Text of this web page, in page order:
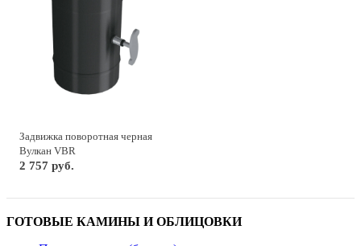
Задвижка поворотная черная
Вулкан VBR
2 757 руб.
ГОТОВЫЕ КАМИНЫ И ОБЛИЦОВКИ